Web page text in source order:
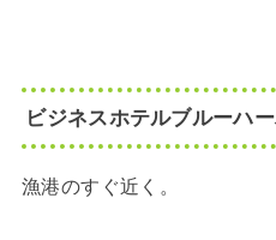
ビジネスホテルブルーハ
漁港のすぐ近く。